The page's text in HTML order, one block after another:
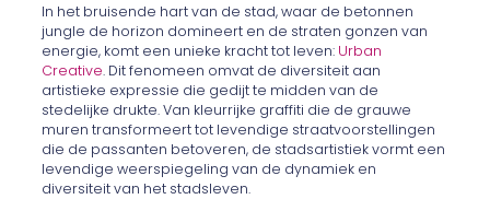
In het bruisende hart van de stad, waar de betonnen
jungle de horizon domineert en de straten gonzen van
energie, komt een unieke kracht tot leven: Urban
Creative. Dit fenomeen omvat de diversiteit aan
artistieke expressie die gedijt te midden van de
stedelijke drukte. Van kleurrijke graffiti die de grauwe
muren transformeert tot levendige straatvoorstellingen
die de passanten betoveren, de stadsartistiek vormt een
levendige weerspiegeling van de dynamiek en
diversiteit van het stadsleven.